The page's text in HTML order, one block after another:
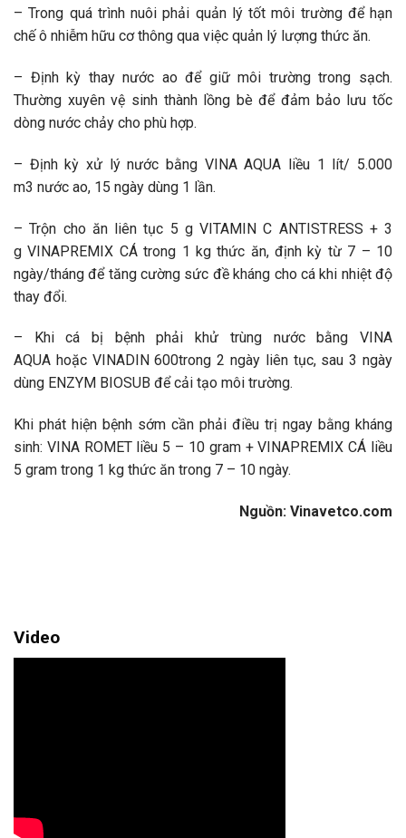
– Trong quá trình nuôi phải quản lý tốt môi trường để hạn
chế ô nhiễm hữu cơ thông qua việc quản lý lượng thức ăn.
– Định kỳ thay nước ao để giữ môi trường trong sạch.
Thường xuyên vệ sinh thành lồng bè để đảm bảo lưu tốc
dòng nước chảy cho phù hợp.
– Định kỳ xử lý nước bằng VINA AQUA liều 1 lít/ 5.000
m3 nước ao, 15 ngày dùng 1 lần.
– Trộn cho ăn liên tục 5 g VITAMIN C ANTISTRESS + 3
g VINAPREMIX CÁ trong 1 kg thức ăn, định kỳ từ 7 – 10
ngày/tháng để tăng cường sức đề kháng cho cá khi nhiệt độ
thay đổi.
– Khi cá bị bệnh phải khử trùng nước bằng VINA
AQUA hoặc VINADIN 600trong 2 ngày liên tục, sau 3 ngày
dùng ENZYM BIOSUB để cải tạo môi trường.
Khi phát hiện bệnh sớm cần phải điều trị ngay bằng kháng
sinh: VINA ROMET liều 5 – 10 gram + VINAPREMIX CÁ liều
5 gram trong 1 kg thức ăn trong 7 – 10 ngày.
Nguồn: Vinavetco.com
Video